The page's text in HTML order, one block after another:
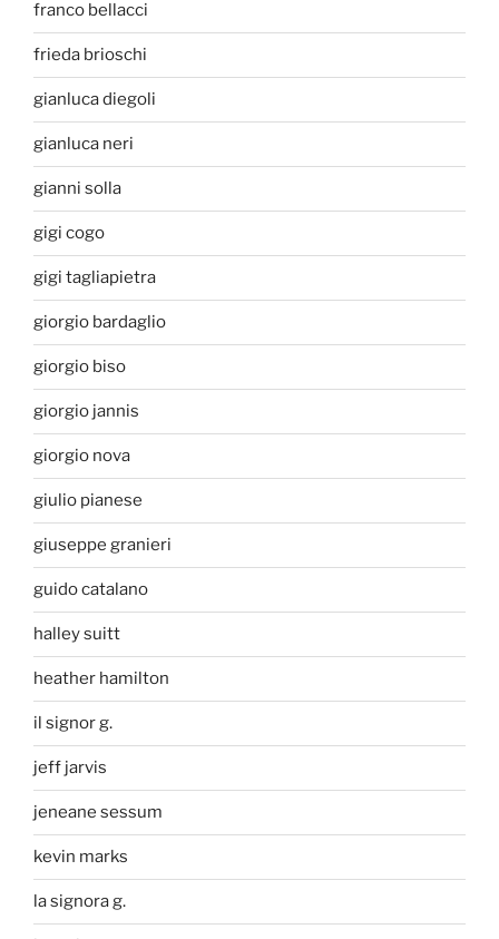
franco bellacci
frieda brioschi
gianluca diegoli
gianluca neri
gianni solla
gigi cogo
gigi tagliapietra
giorgio bardaglio
giorgio biso
giorgio jannis
giorgio nova
giulio pianese
giuseppe granieri
guido catalano
halley suitt
heather hamilton
il signor g.
jeff jarvis
jeneane sessum
kevin marks
la signora g.